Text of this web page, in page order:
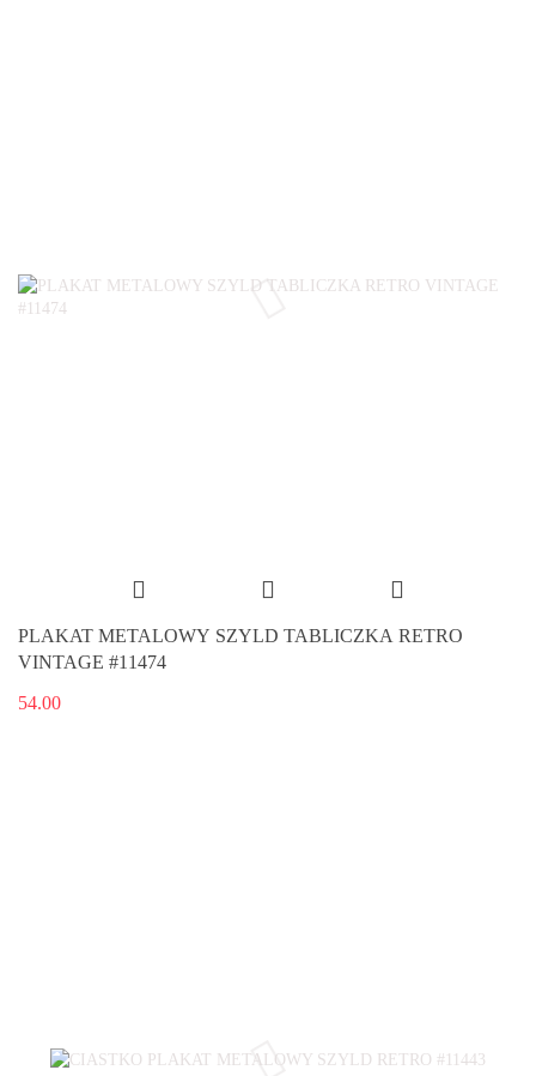
PLAKAT METALOWY SZYLD TABLICZKA RETRO
VINTAGE #11474
54.00